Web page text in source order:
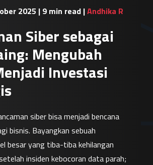
2025 | 9 min read |Andhika R
Siber sebagai
Mengubah
Investasi
siber bisa menjadi bencana
bisnis. Bayangkan sebuah
besar yang tiba-tiba kehilangan
insiden kebocoran data parah;